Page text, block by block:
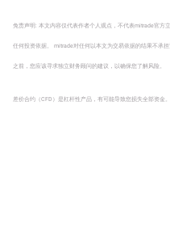
免责声明: 本文内容仅代表作者个人观点，不代表mitrade官方
任何投资依据。 mitrade对任何以本文为交易依据的结果不承
之前，您应该寻求独立财务顾问的建议，以确保您了解风险。
差价合约（CFD）是杠杆性产品，有可能导致您损失全部资金